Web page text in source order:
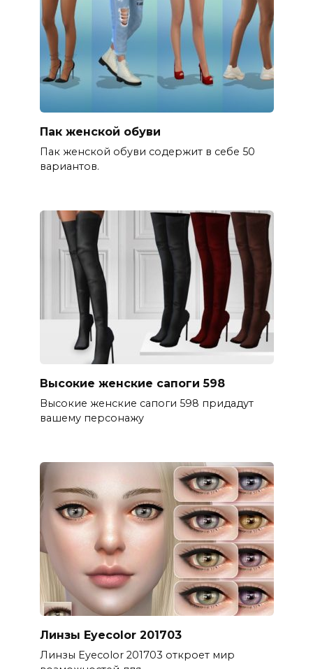
Пак женской обуви
Пак женской обуви содержит в себе 50
вариантов.
Высокие женские сапоги 598
Высокие женские сапоги 598 придадут
вашему персонажу
Линзы Eyecolor 201703
Линзы Eyecolor 201703 откроет мир